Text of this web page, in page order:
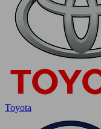
Toyota